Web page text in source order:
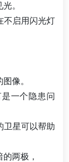
。
不启用闪光灯
像。
一个隐患问
卫星可以帮助
两极，